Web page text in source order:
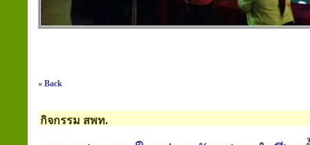
« Back
กิจกรรม สพท.